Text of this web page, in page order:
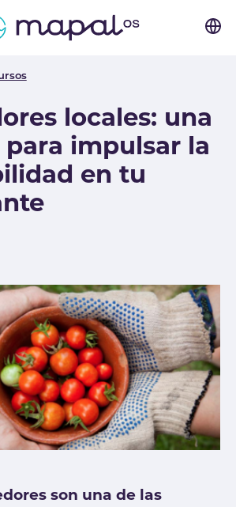
locales: una
para impulsar la
en tu
son una de las